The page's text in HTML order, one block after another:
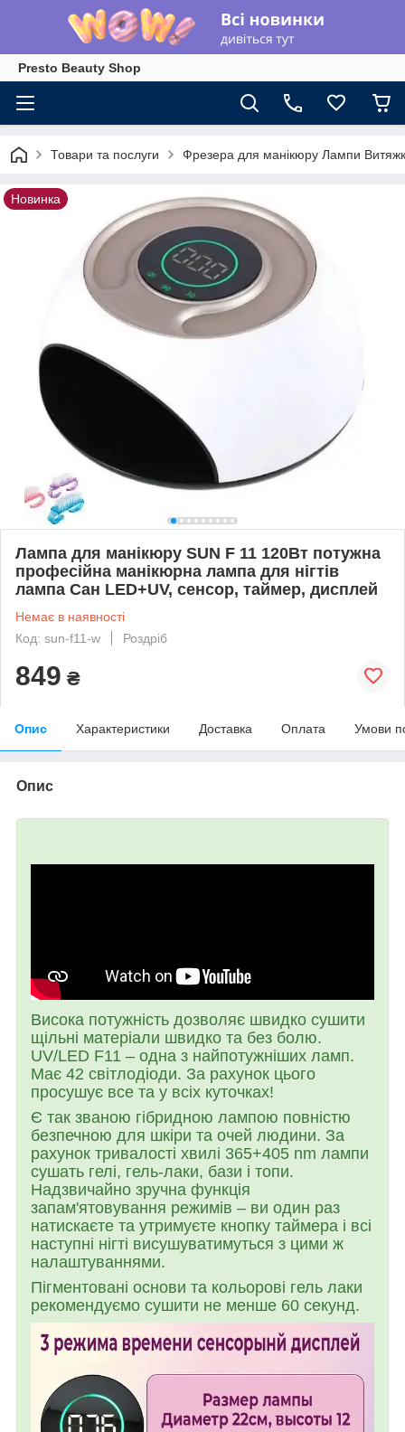
Presto Beauty Shop
Товари та послуги Фрезера для манікюру Лампи
Новинка
Лампа для манікюру SUN F 11 120Вт потужна
професійна манікюрна лампа для нігтів
лампа Сан LED+UV, сенсор, таймер, дисплей
Немає в наявності
Код: sun-f11-w
Роздріб
849 ₴
Опис Характеристики Доставка Оплата Умови
Опис
Висока потужність дозволяє швидко сушити
щільні матеріали швидко та без болю.
UV/LED F11 – одна з найпотужніших ламп.
Має 42 світлодіоди. За рахунок цього
просушує все та у всіх куточках!
Є так званою гібридною лампою повністю
безпечною для шкіри та очей людини. За
рахунок тривалості хвилі 365+405 nm лампи
сушать гелі, гель-лаки, бази і топи.
Надзвичайно зручна функція
запам'ятовування режимів – ви один раз
натискаєте та утримуєте кнопку таймера і всі
наступні нігті висушуватимуться з цими ж
налаштуваннями.
Пігментовані основи та кольорові гель лаки
рекомендуємо сушити не менше 60 секунд.